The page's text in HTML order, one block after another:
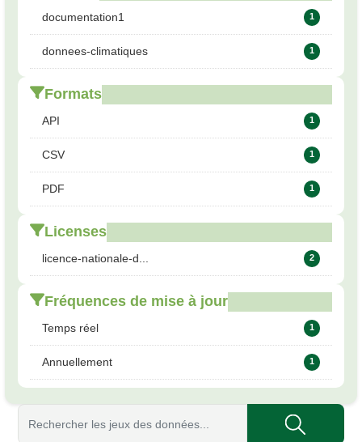
documentation1 1
donnees-climatiques 1
Formats
API 1
CSV 1
PDF 1
Licenses
licence-nationale-d... 2
Fréquences de mise à jour
Temps réel 1
Annuellement 1